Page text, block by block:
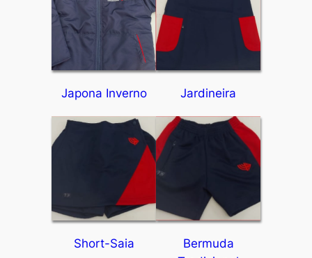
Japona Inverno Jardineira
Short-Saia
Bermuda